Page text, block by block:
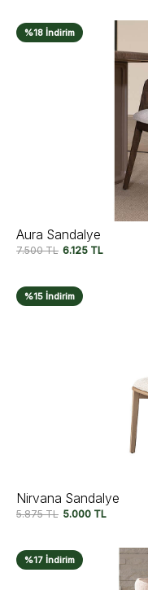
%18 İndirim
Aura Sandalye
7.500TL 6.125 TL
%15 İndirim
Nirvana Sandalye
5.875TL 5.000 TL
%17 İndirim